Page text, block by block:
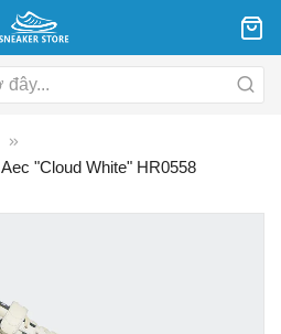
"Cloud White" HR0558